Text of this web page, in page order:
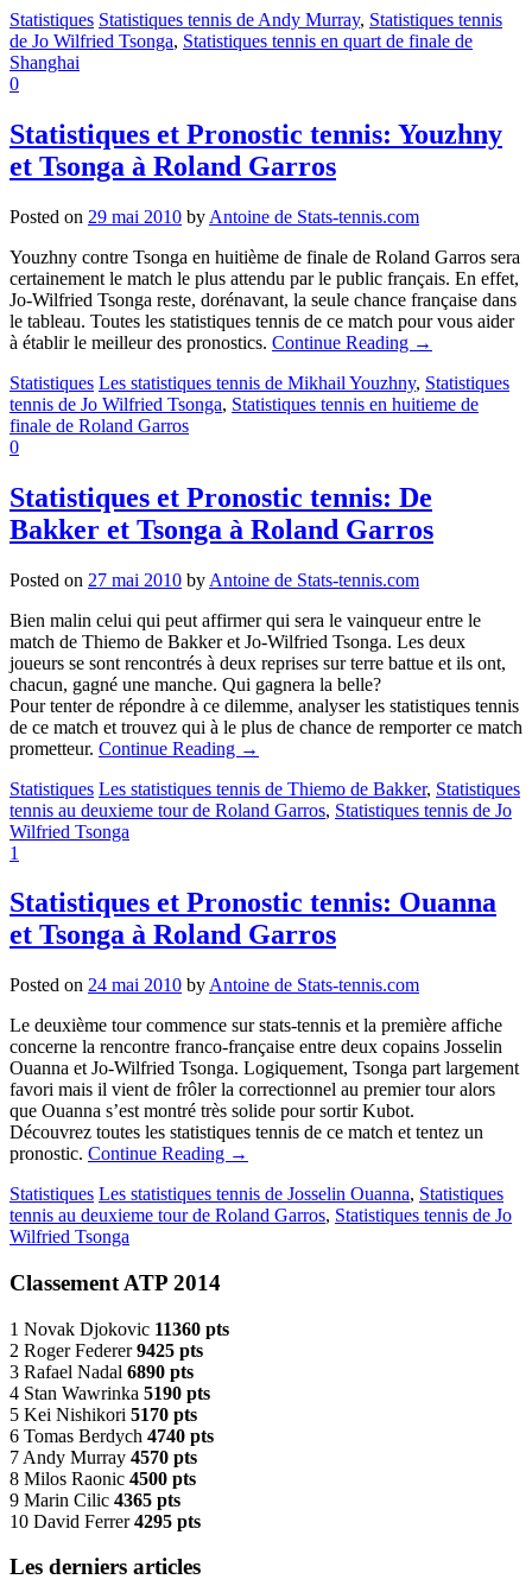
Statistiques Statistiques tennis de Andy Murray, Statistiques tennis
de Jo Wilfried Tsonga, Statistiques tennis en quart de finale de
Shanghai
0
Statistiques et Pronostic tennis: Youzhny
et Tsonga à Roland Garros
Posted on 29 mai 2010 by Antoine de Stats-tennis.com
Youzhny contre Tsonga en huitième de finale de Roland Garros sera
certainement le match le plus attendu par le public français. En effet,
Jo-Wilfried Tsonga reste, dorénavant, la seule chance française dans
le tableau. Toutes les statistiques tennis de ce match pour vous aider
à établir le meilleur des pronostics. Continue Reading →
Statistiques Les statistiques tennis de Mikhail Youzhny, Statistiques
tennis de Jo Wilfried Tsonga, Statistiques tennis en huitieme de
finale de Roland Garros
0
Statistiques et Pronostic tennis: De
Bakker et Tsonga à Roland Garros
Posted on 27 mai 2010 by Antoine de Stats-tennis.com
Bien malin celui qui peut affirmer qui sera le vainqueur entre le
match de Thiemo de Bakker et Jo-Wilfried Tsonga. Les deux
joueurs se sont rencontrés à deux reprises sur terre battue et ils ont,
chacun, gagné une manche. Qui gagnera la belle?
Pour tenter de répondre à ce dilemme, analyser les statistiques tennis
de ce match et trouvez qui à le plus de chance de remporter ce match
prometteur. Continue Reading →
Statistiques Les statistiques tennis de Thiemo de Bakker, Statistiques
tennis au deuxieme tour de Roland Garros, Statistiques tennis de Jo
Wilfried Tsonga
1
Statistiques et Pronostic tennis: Ouanna
et Tsonga à Roland Garros
Posted on 24 mai 2010 by Antoine de Stats-tennis.com
Le deuxième tour commence sur stats-tennis et la première affiche
concerne la rencontre franco-française entre deux copains Josselin
Ouanna et Jo-Wilfried Tsonga. Logiquement, Tsonga part largement
favori mais il vient de frôler la correctionnel au premier tour alors
que Ouanna s’est montré très solide pour sortir Kubot.
Découvrez toutes les statistiques tennis de ce match et tentez un
pronostic. Continue Reading →
Statistiques Les statistiques tennis de Josselin Ouanna, Statistiques
tennis au deuxieme tour de Roland Garros, Statistiques tennis de Jo
Wilfried Tsonga
Classement ATP 2014
1 Novak Djokovic 11360 pts
2 Roger Federer9425 pts
3 Rafael Nadal 6890 pts
4 Stan Wawrinka 5190 pts
5 Kei Nishikori 5170 pts
6 Tomas Berdych 4740 pts
7 Andy Murray 4570 pts
8 Milos Raonic 4500 pts
9 Marin Cilic 4365 pts
10 David Ferrer4295 pts
Les derniers articles